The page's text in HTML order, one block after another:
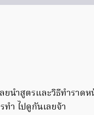
ยนำสูตรและวิธีทำราด
ำ ไปดูกันเลยจ้า